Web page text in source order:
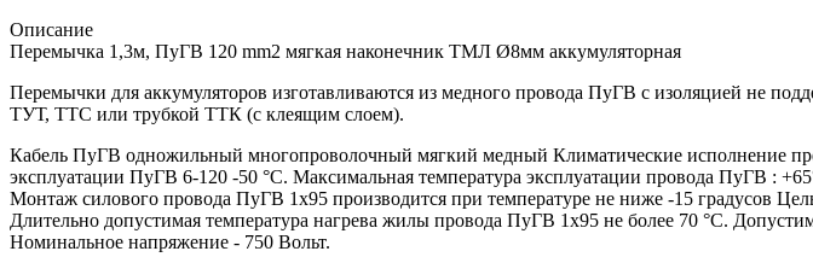
Описание
Перемычка 1,3м, ПуГВ 120 mm2 мягкая наконечник ТМЛ Ø8мм аккумуляторная
Перемычки для аккумуляторов изготавливаются из медного провода ПуГВ с изоляцией не
ТУТ, ТТС или трубкой ТТК (с клеящим слоем).
Кабель ПуГВ одножильный многопроволочный мягкий медный Климатические исполнение
эксплуатации ПуГВ 6-120 -50 °С. Максимальная температура эксплуатации провода ПуГВ :
Монтаж силового провода ПуГВ 1х95 производится при температуре не ниже -15 градусов
Длительно допустимая температура нагрева жилы провода ПуГВ 1х95 не более 70 °С.
Номинальное напряжение - 750 Вольт.